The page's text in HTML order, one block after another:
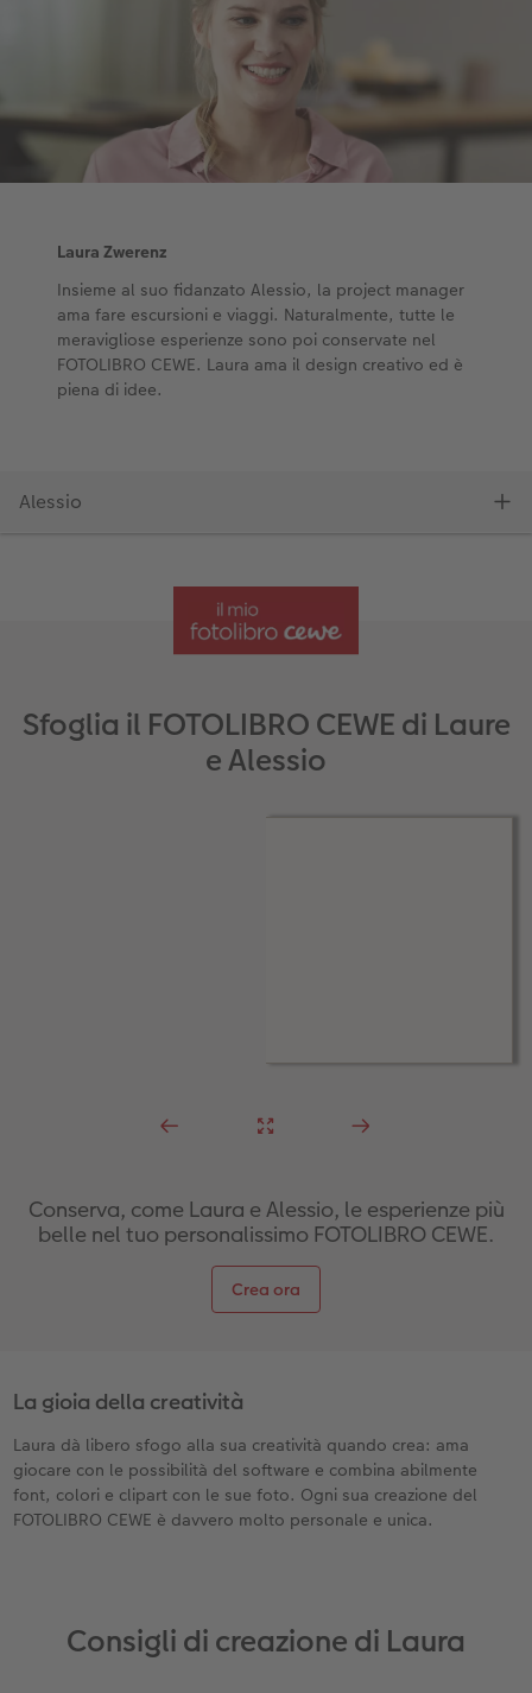
Sfoglia il FOTOLIBRO CEWE di Laure
e Alessio
Conserva, come Laura e Alessio, le esperienze più
belle nel tuo personalissimo FOTOLIBRO CEWE.
Crea ora
La gioia della creatività
Laura dà libero sfogo alla sua creatività quando crea: ama
giocare con le possibilità del software e combina abilmente
font, colori e clipart con le sue foto. Ogni sua creazione del
FOTOLIBRO CEWE è davvero molto personale e unica.
Consigli di creazione di Laura